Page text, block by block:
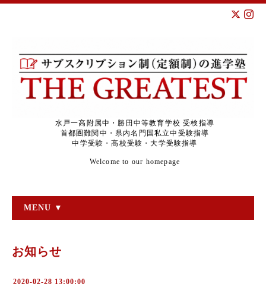
水戸一高附属中・勝田中等教育学校 受検指導
首都圏難関中・県内名門国私立中受験指導
中学受験・高校受験・大学受験指導
Welcome to our homepage
MENU ▼
お知らせ
2020-02-28 13:00:00